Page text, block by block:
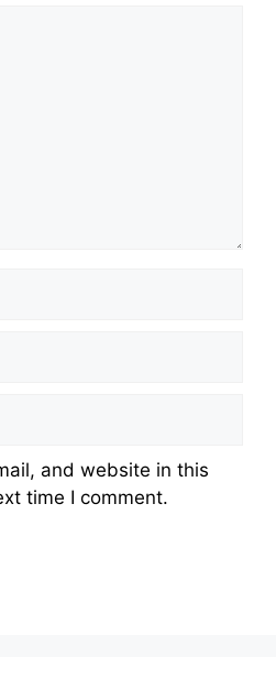
and website in this
time I comment.